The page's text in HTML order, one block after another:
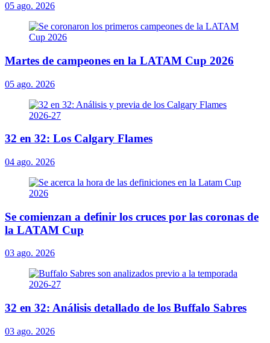
05 ago. 2026
Martes de campeones en la LATAM Cup 2026
05 ago. 2026
32 en 32: Los Calgary Flames
04 ago. 2026
Se comienzan a definir los cruces por las coronas de
la LATAM Cup
03 ago. 2026
32 en 32: Análisis detallado de los Buffalo Sabres
03 ago. 2026